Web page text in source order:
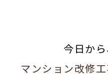
今日か
マンション改修